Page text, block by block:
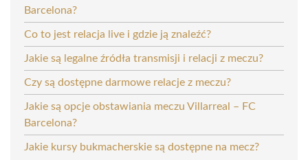
Barcelona?
Co to jest relacja live i gdzie ją znaleźć?
Jakie są legalne źródła transmisji i relacji z meczu?
Czy są dostępne darmowe relacje z meczu?
Jakie są opcje obstawiania meczu Villarreal – FC
Barcelona?
Jakie kursy bukmacherskie są dostępne na mecz?